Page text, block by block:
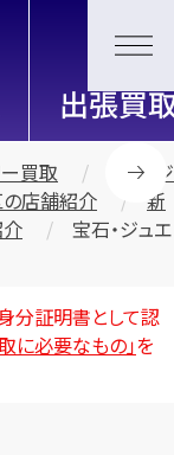
取専門店「買取大
買取
宝石・ジ
店舗紹介
新
宝石・ジュエ
分証明書として認
に必要なもの」を